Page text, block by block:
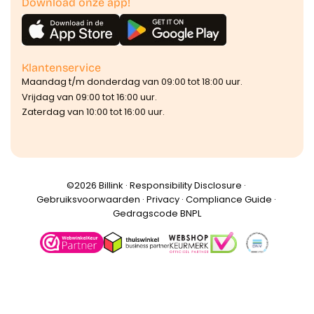
Klantenservice
Maandag t/m donderdag van 09:00 tot 18:00 uur.
Vrijdag van 09:00 tot 16:00 uur.
Zaterdag van 10:00 tot 16:00 uur.
©️2026 Billink · Responsibility Disclosure ·
Gebruiksvoorwaarden · Privacy· Compliance Guide ·
Gedragscode BNPL